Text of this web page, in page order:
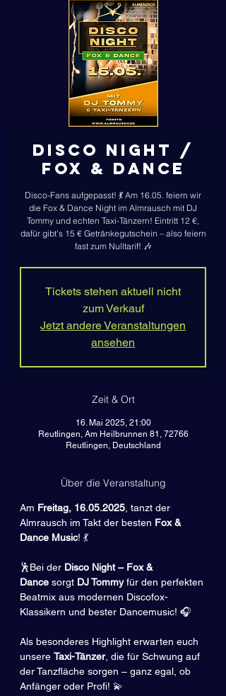
DISCO NIGHT /
Fox & Dance
Disco-Fans aufgepasst! 💃 Am 16.05. feiern wir
die Fox & Dance Night im Almrausch mit DJ
Tommy und echten Taxi-Tänzern! Eintritt 12 €,
dafür gibt’s 15 € Getränkegutschein – also feiern
fast zum Nulltarif! 🎶
Tickets stehen aktuell nicht
zum Verkauf
Jetzt andere Veranstaltungen
ansehen
Zeit & Ort
16. Mai 2025, 21:00
Reutlingen, Am Heilbrunnen 81, 72766
Reutlingen, Deutschland
Über die Veranstaltung
Am Freitag, 16.05.2025 , tanzt der
Almrausch im Takt der besten Fox &
Dance Music! 💃
🕺Bei der Disco Night – Fox &
Dance sorgt DJ Tommy für den perfekten
Beatmix aus modernen Discofox-
Klassikern und bester Dancemusic! 🎧
Als besonderes Highlight erwarten euch
unsere Taxi-Tänzer, die für Schwung auf
der Tanzfläche sorgen – ganz egal, ob
Anfänger oder Profi! 💫